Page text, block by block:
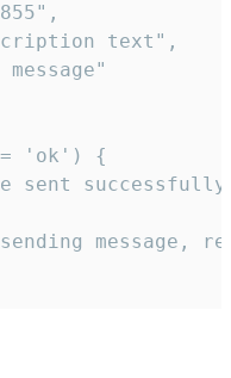
text",
message"
'ok') {
sent
message,